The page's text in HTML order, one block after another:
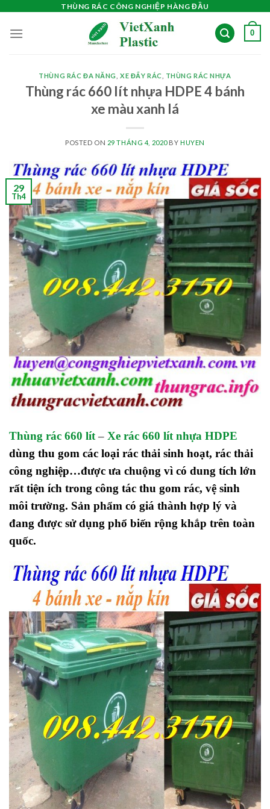
content
THÙNG RÁC CÔNG NGHIỆP HÀNG ĐẦU
0
THÙNG RÁC ĐA NĂNG ,XE ĐẨY RÁC THÙNG RÁC NHỰA
Thùng rác 660 lít nhựa HDPE 4 bánh
xe màu xanh lá
POSTED ON 29 THÁNG 4, 2020BY HUYEN
29
Th4
Thùng rác 660 lít – Xe rác 660 lít nhựa HDPE
dùng thu gom các loại rác thải sinh hoạt, rác thải
công nghiệp…được ưa chuộng vì có dung tích lớn
rất tiện ích trong công tác thu gom rác, vệ sinh
môi trường. Sản phẩm có giá thành hợp lý và
đang được sử dụng phổ biến rộng khắp trên toàn
quốc.